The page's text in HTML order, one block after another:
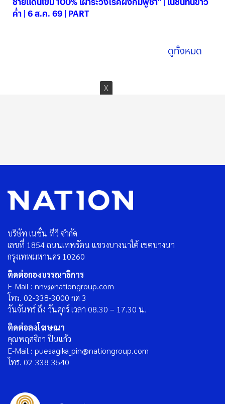
ค่ำ | 6 ส.ค. 69 | PART
ดูทั้งหมด
บริษัท เนชั่น ทีวี จำกัด
เลขที่ 1854 ถนนเทพรัตน แขวงบางนาใต้ เขตบางนา
กรุงเทพมหานคร 10260
ติดต่อกองบรรณาธิการ
E-Mail : nnv@nationgroup.com
โทร. 02-338-3000 กด 3
วันจันทร์ ถึง วันศุกร์ เวลา 08.30 – 17.30 น.
ติดต่อลงโฆษณา
คุณพฤศจิกา ปิ่นแก้ว
E-Mail : puesagika_pin@nationgroup.com
โทร. 02-338-3540